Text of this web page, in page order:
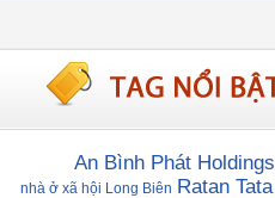
An Bình Phát Holdings
nhà ở xã hội Long Biên Ratan Tata